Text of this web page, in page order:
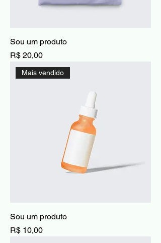
Sou um produto
Preço
R$ 20,00
Mais vendido
Sou um produto
Preço
R$ 10,00